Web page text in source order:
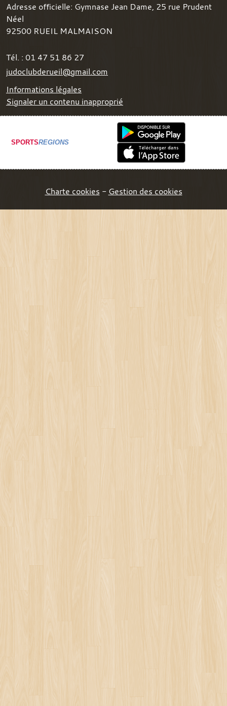
Adresse officielle: Gymnase Jean Dame, 25 rue Prudent
Néel
92500 RUEIL MALMAISON
Tél. : 01 47 51 86 27
judoclubderueil@gmail.com
Informations légales
Signaler un contenu inapproprié
SPORTSREGIONS
Charte cookies Gestion des cookies